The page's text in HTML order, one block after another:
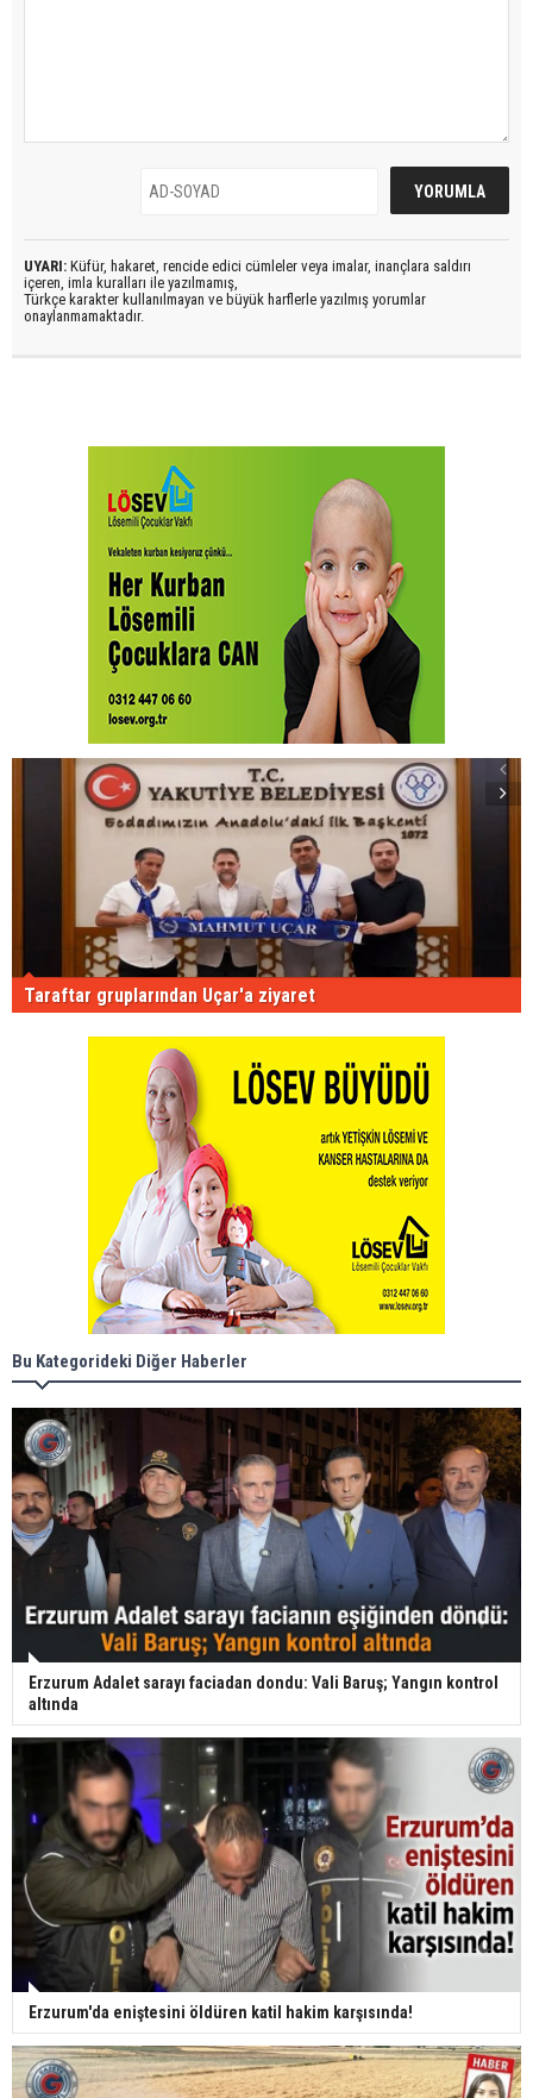
UYARI: Küfür, hakaret, rencide edici cümleler veya imalar, inançlara saldırı
içeren, imla kuralları ile yazılmamış,
Türkçe karakter kullanılmayan ve büyük harflerle yazılmış yorumlar
onaylanmamaktadır.
Taraftar gruplarından Uçar'a ziyaret
Bu Kategorideki Diğer Haberler
Erzurum Adalet sarayı faciadan dondu: Vali Baruş; Yangın kontrol
altında
Erzurum'da eniştesini öldüren katil hakim karşısında!